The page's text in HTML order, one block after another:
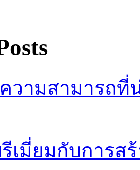
วามสามารถที่
เมี่ยมกับการส